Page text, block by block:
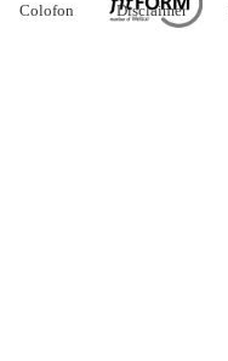
Colofon Disclaimer